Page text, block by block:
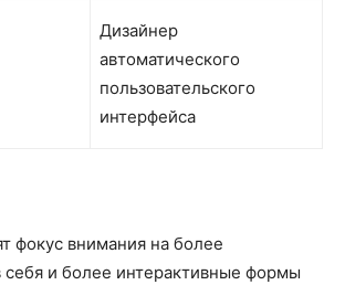
Дизайнер
автоматического
пользовательского
интерфейса
фокус внимания на более
и более интерактивные формы